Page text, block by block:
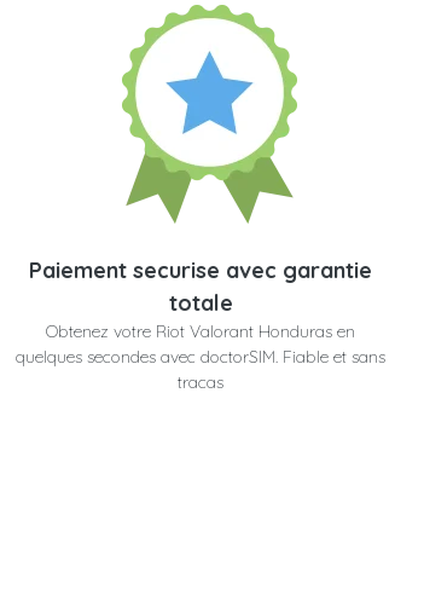
Paiement securise avec garantie
totale
Obtenez votre Riot Valorant Honduras en
quelques secondes avec doctorSIM. Fiable et sans
tracas